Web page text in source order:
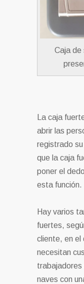
Caja de
La caja
abrir las
registrado
que la caja
poner el
esta función.
Hay varios
fuertes,
cliente, en el
necesitan
trabajadores
naves con